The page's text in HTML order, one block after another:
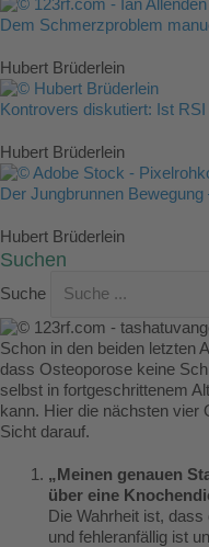
Dem Schmerzproblem
Hubert Brüderlein
Kontrovers diskutiert: Ist
Hubert Brüderlein
Der Jungbrunnen
Hubert Brüderlein
Suchen
Suche
Schon in den beiden letzten
dass Osteoporose keine
selbst in fortgeschrittenem
kann. Hier die nächsten vier
Sicht darauf.
„Meinen genauen
über eine
Die Wahrheit ist,
und fehleranfällig ist